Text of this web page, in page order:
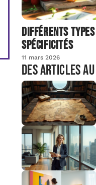
Différents
spécificités
11 mars 2026
Des articles